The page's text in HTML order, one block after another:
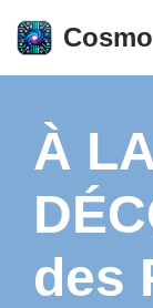
Aller
contenu
À
des